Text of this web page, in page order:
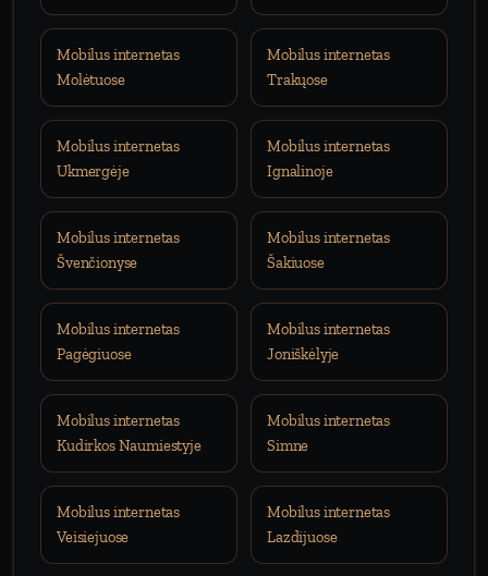
Mobilus internetas
Molėtuose
Mobilus internetas
Trakųose
Mobilus internetas
Ukmergėje
Mobilus internetas
Ignalinoje
Mobilus internetas
Švenčionyse
Mobilus internetas
Šakiuose
Mobilus internetas
Pagėgiuose
Mobilus internetas
Joniškėlyje
Mobilus internetas
Kudirkos Naumiestyje
Mobilus internetas
Simne
Mobilus internetas
Veisiejuose
Mobilus internetas
Lazdijuose